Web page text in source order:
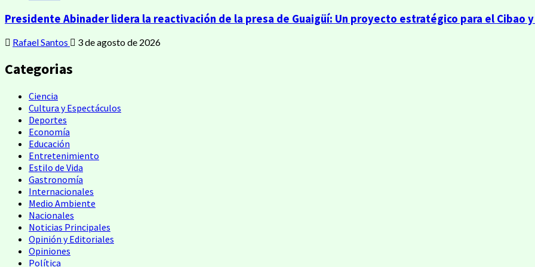
Presidente Abinader lidera la reactivación de la presa de Guaigüí: Un proyecto estratégico para el Cibao
Rafael Santos 3 de agosto de 2026
Categorias
Ciencia
Cultura y Espectáculos
Deportes
Economía
Educación
Entretenimiento
Estilo de Vida
Gastronomía
Internacionales
Medio Ambiente
Nacionales
Noticias Principales
Opinión y Editoriales
Opiniones
Política